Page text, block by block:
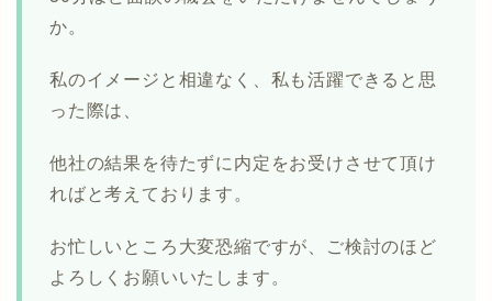
か。
私のイメージと相違なく、私も活躍できると思
った際は、
他社の結果を待たずに内定をお受けさせて頂け
ればと考えております。
お忙しいところ大変恐縮ですが、ご検討のほど
よろしくお願いいたします。